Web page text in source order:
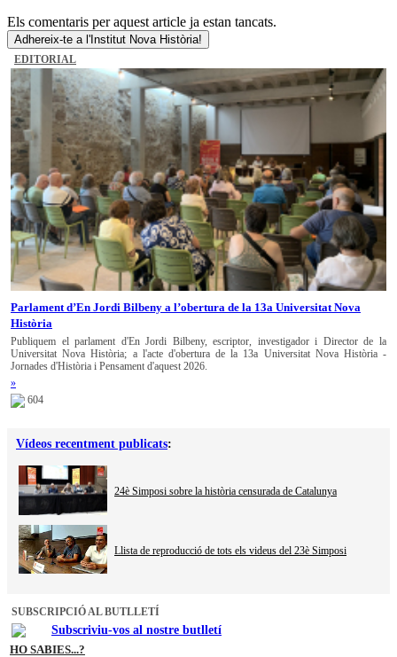
Els comentaris per aquest article ja estan tancats.
Adhereix-te a l'Institut Nova Història!
EDITORIAL
Parlament d’En Jordi Bilbeny a l’obertura de la 13a Universitat Nova
Història
Publiquem el parlament d'En Jordi Bilbeny, escriptor, investigador i Director de la
Universitat Nova Història; a l'acte d'obertura de la 13a Universitat Nova Història -
Jornades d'Història i Pensament d'aquest 2026.
»
604
Vídeos recentment publicats:
24è Simposi sobre la història censurada de Catalunya
Llista de reproducció de tots els videus del 23è Simposi
SUBSCRIPCIÓ AL BUTLLETÍ
Subscriviu-vos al nostre butlletí
HO SABIES...?